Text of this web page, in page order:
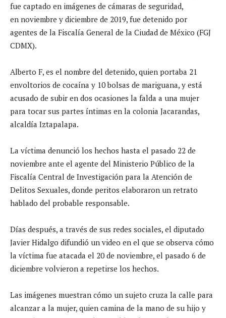
fue captado en imágenes de cámaras de seguridad,
en noviembre y diciembre de 2019, fue detenido por
agentes de la Fiscalía General de la Ciudad de México (FGJ
CDMX).
Alberto F, es el nombre del detenido, quien portaba 21
envoltorios de cocaína y 10 bolsas de mariguana, y está
acusado de subir en dos ocasiones la falda a una mujer
para tocar sus partes íntimas en la colonia Jacarandas,
alcaldía Iztapalapa.
La víctima denunció los hechos hasta el pasado 22 de
noviembre ante el agente del Ministerio Público de la
Fiscalía Central de Investigación para la Atención de
Delitos Sexuales, donde peritos elaboraron un retrato
hablado del probable responsable.
Días después, a través de sus redes sociales, el diputado
Javier Hidalgo difundió un video en el que se observa cómo
la víctima fue atacada el 20 de noviembre, el pasado 6 de
diciembre volvieron a repetirse los hechos.
Las imágenes muestran cómo un sujeto cruza la calle para
alcanzar a la mujer, quien camina de la mano de su hijo y